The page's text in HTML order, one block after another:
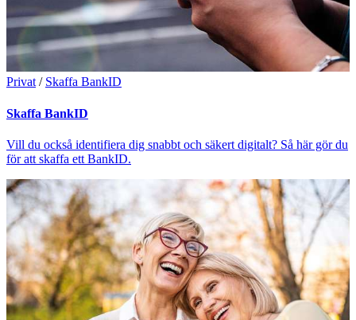
Privat / Skaffa BankID
Skaffa BankID
Vill du också identifiera dig snabbt och säkert digitalt? Så här gör du
för att skaffa ett BankID.